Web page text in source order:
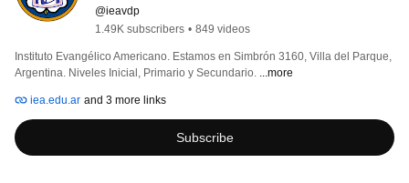
Parque
@ieavdp
1.49K subscribers • 849 videos
Instituto Evangélico Americano. Estamos en Simbrón 3160, Villa del Parque,
Argentina. Niveles Inicial, Primario y Secundario. ...more
iea.edu.ar and 3 more links
Subscribe